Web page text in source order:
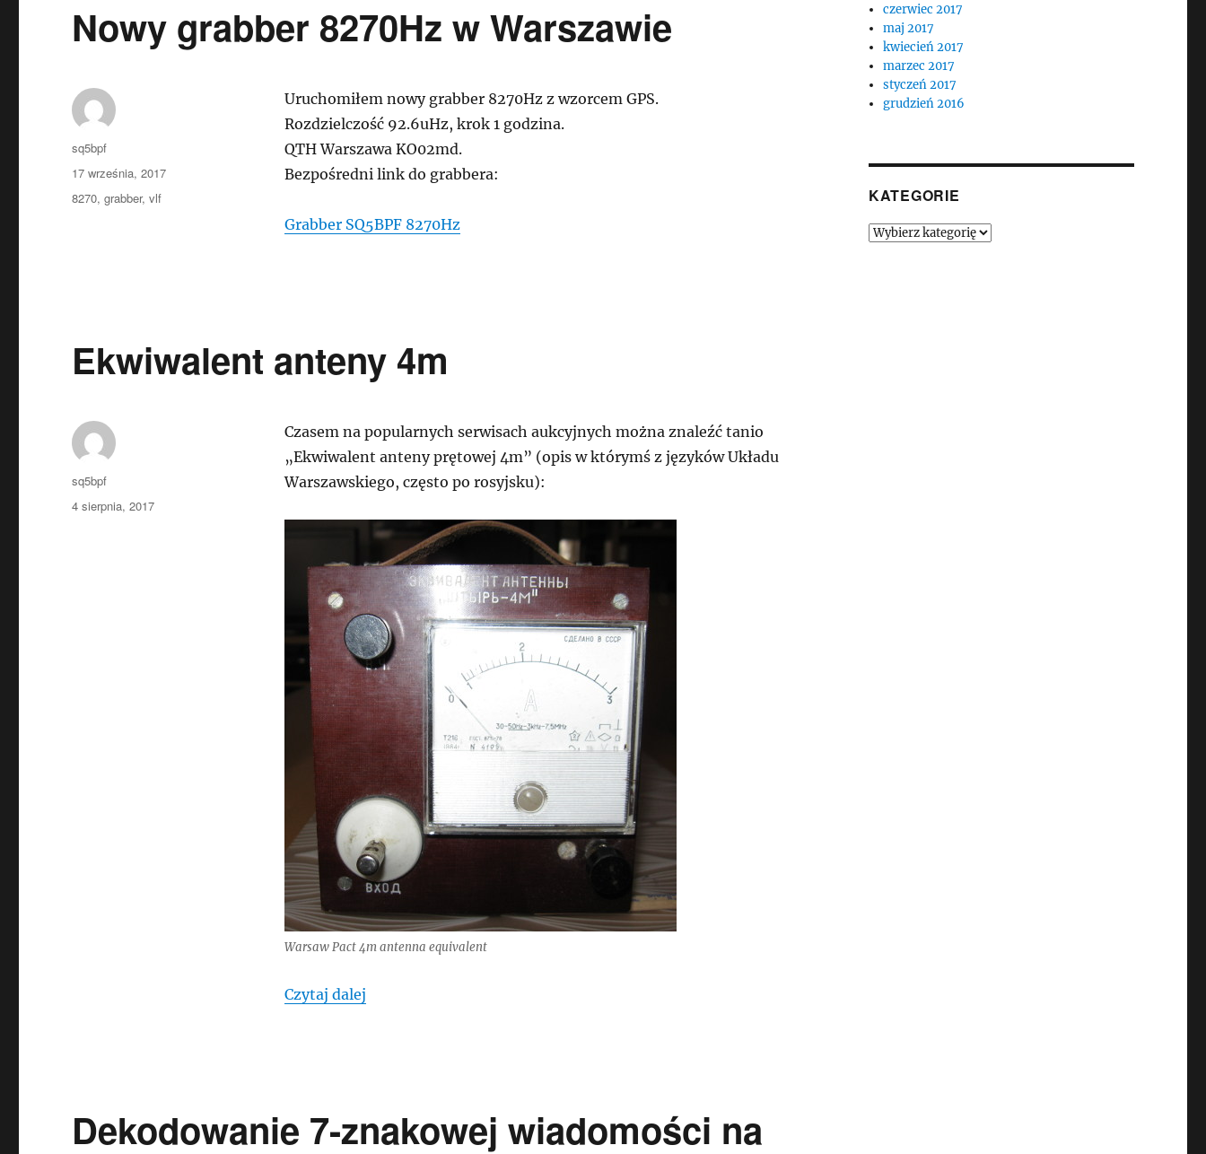
Nowy grabber 8270Hz w Warszawie
Uruchomiłem nowy grabber 8270Hz z wzorcem GPS.
Rozdzielczość 92.6uHz, krok 1 godzina.
QTH Warszawa KO02md.
Bezpośredni link do grabbera:
Grabber SQ5BPF 8270Hz
Autor
sq5bpf
Data
publikacji
17 września, 2017
Tagi
8270,grabber,vlf
Ekwiwalent anteny 4m
Czasem na popularnych serwisach aukcyjnych można znaleźć tanio
„Ekwiwalent anteny prętowej 4m” (opis w którymś z języków Układu
Warszawskiego, często po rosyjsku):
Warsaw Pact 4m antenna equivalent
Czytaj dalej„Ekwiwalent anteny 4m”
Autor
sq5bpf
Data
4 sierpnia, 2017
Dekodowanie 7-znakowej wiadomości na
czerwiec 2017
maj 2017
kwiecień 2017
marzec 2017
styczeń 2017
grudzień 2016
KATEGORIE
Kategorie